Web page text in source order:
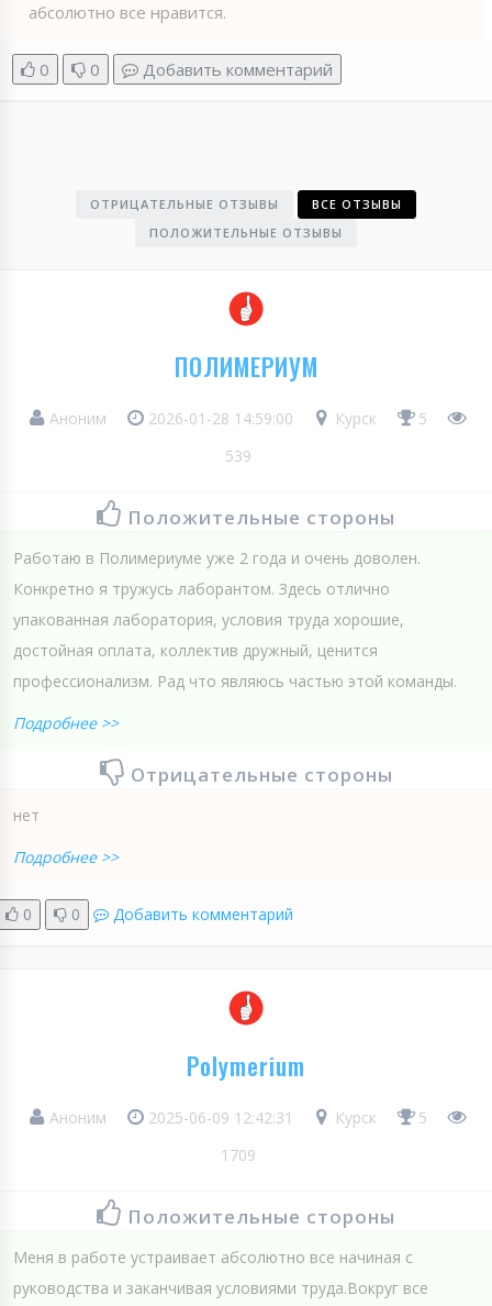
абсолютно все нравится.
0 0 Добавить комментарий
ОТРИЦАТЕЛЬНЫЕ ОТЗЫВЫ
ВСЕ ОТЗЫВЫ
ПОЛОЖИТЕЛЬНЫЕ ОТЗЫВЫ
ПОЛИМЕРИУМ
Аноним 2026-01-28 14:59:00 Курск
5
539
Положительные стороны
Работаю в Полимериуме уже 2 года и очень доволен.
Конкретно я тружусь лаборантом. Здесь отлично
упакованная лаборатория, условия труда хорошие,
достойная оплата, коллектив дружный, ценится
профессионализм. Рад что являюсь частью этой команды.
Подробнее >>
Отрицательные стороны
нет
Подробнее >>
0 0 Добавить комментарий
Polymerium
Аноним 2025-06-09 12:42:31 Курск
5
1709
Положительные стороны
Меня в работе устраивает абсолютно все начиная с
руководства и заканчивая условиями труда.Вокруг все